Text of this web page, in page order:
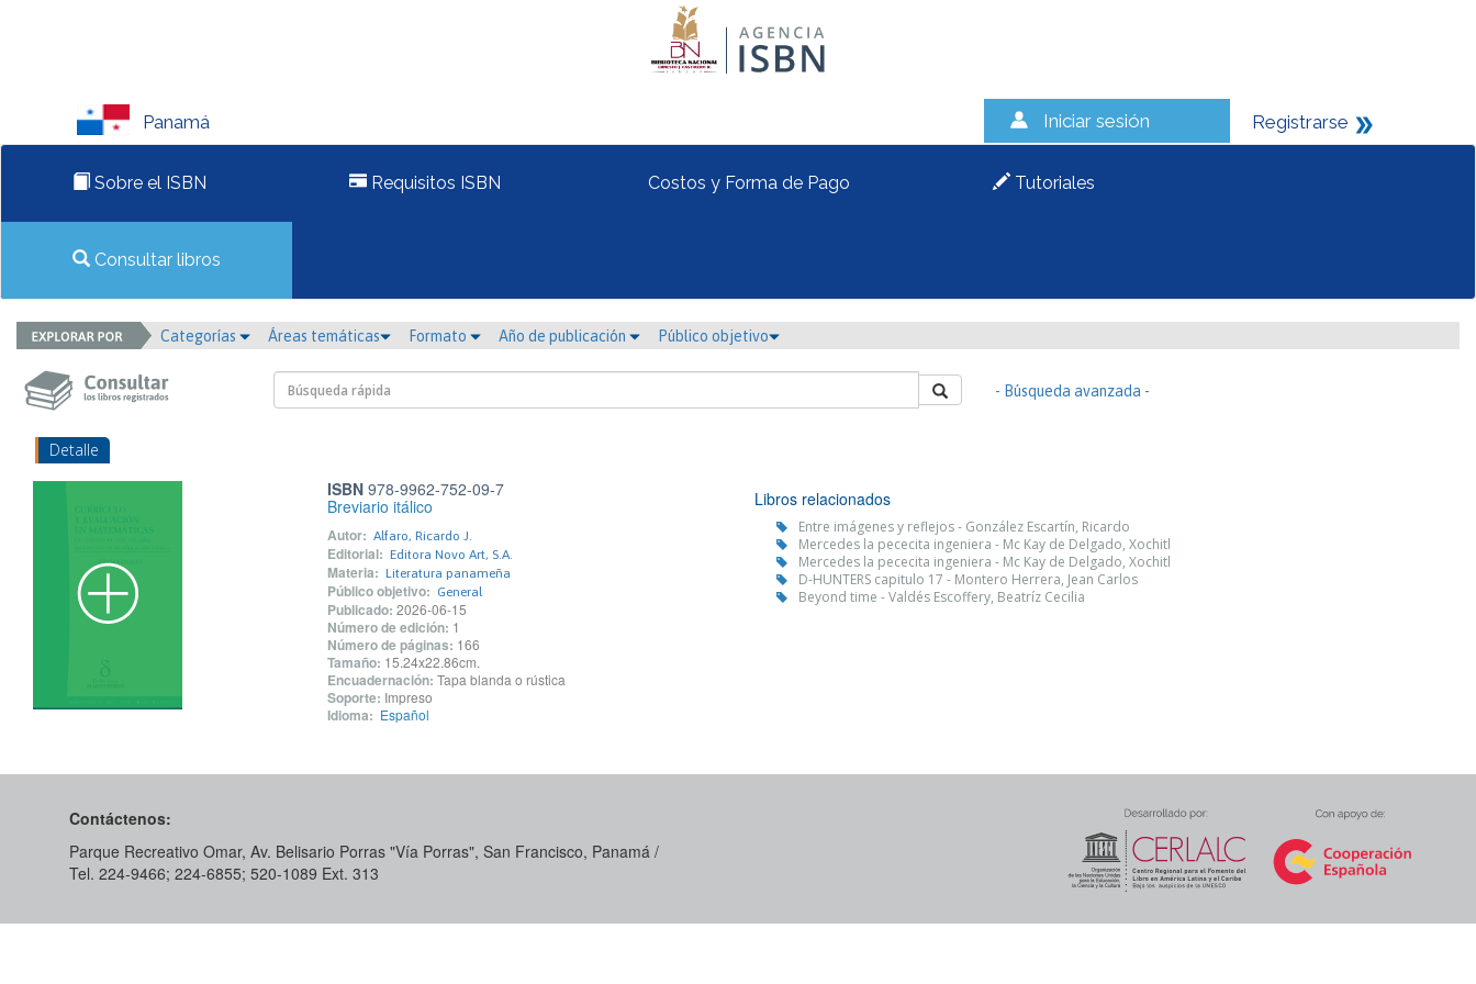
Panamá Iniciar sesión Registrarse
Sobre el ISBN Requisitos ISBN Costos y Forma de Pago Tutoriales
Consultar libros
Categorías Áreas temáticas Formato Año de publicación Público objetivo
- Búsqueda avanzada -
Detalle
ISBN978-9962-752-09-7
Breviario itálico
Autor: Alfaro, Ricardo J.
Editorial: Editora Novo Art, S.A.
Materia: Literatura panameña
Público objetivo: General
Publicado: 2026-06-15
Número de edición: 1
Número de páginas: 166
Tamaño: 15.24x22.86cm.
Encuadernación: Tapa blanda o rústica
Soporte: Impreso
Idioma: Español
Libros relacionados
Entre imágenes y reflejos - González Escartín, Ricardo
Mercedes la pececita ingeniera - Mc Kay de Delgado, Xochitl
Mercedes la pececita ingeniera - Mc Kay de Delgado, Xochitl
D-HUNTERS capitulo 17 - Montero Herrera, Jean Carlos
Beyond time - Valdés Escoffery, Beatríz Cecilia
Contáctenos:
Parque Recreativo Omar, Av. Belisario Porras "Vía Porras", San Francisco, Panamá /
Tel. 224-9466; 224-6855; 520-1089​ Ext. 313